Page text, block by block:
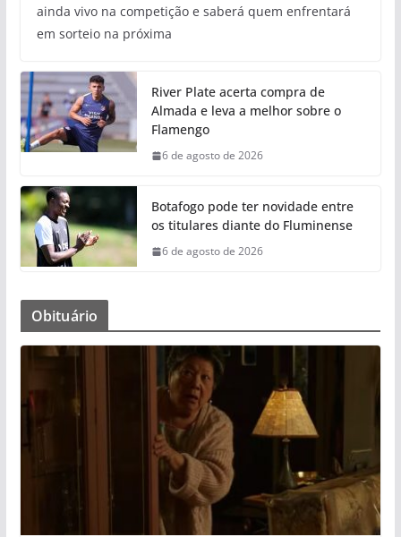
ainda vivo na competição e saberá quem enfrentará
em sorteio na próxima
River Plate acerta compra de
Almada e leva a melhor sobre o
Flamengo
6 de agosto de 2026
Botafogo pode ter novidade entre
os titulares diante do Fluminense
6 de agosto de 2026
Obituário